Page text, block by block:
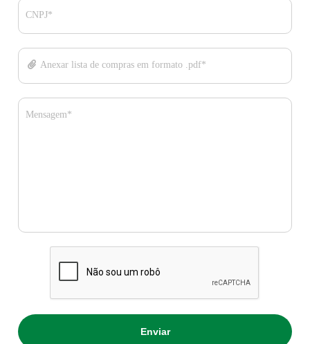
CNPJ*
Anexar lista de compras em formato .pdf*
Mensagem*